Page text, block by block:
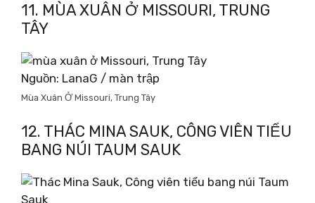
11. MÙA XUÂN Ở MISSOURI, TRUNG
TÂY
Nguồn: LanaG / màn trập
Mùa Xuân Ở Missouri, Trung Tây
12. THÁC MINA SAUK, CÔNG VIÊN TIỂU
BANG NÚI TAUM SAUK